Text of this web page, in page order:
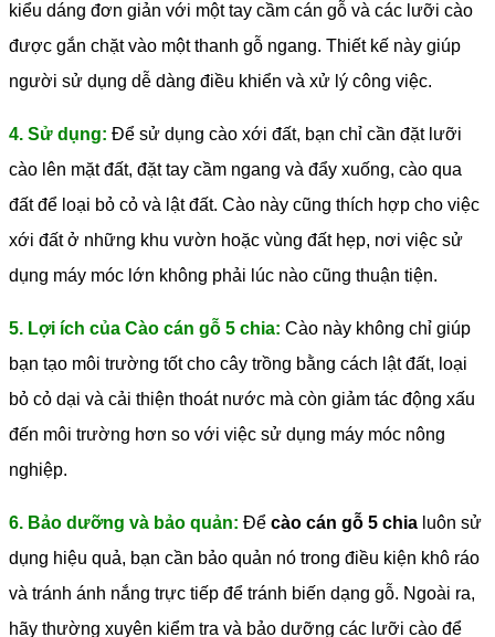
kiểu dáng đơn giản với một tay cầm cán gỗ và các lưỡi cào
được gắn chặt vào một thanh gỗ ngang. Thiết kế này giúp
người sử dụng dễ dàng điều khiển và xử lý công việc.
4. Sử dụng: Để sử dụng cào xới đất, bạn chỉ cần đặt lưỡi
cào lên mặt đất, đặt tay cầm ngang và đẩy xuống, cào qua
đất để loại bỏ cỏ và lật đất. Cào này cũng thích hợp cho việc
xới đất ở những khu vườn hoặc vùng đất hẹp, nơi việc sử
dụng máy móc lớn không phải lúc nào cũng thuận tiện.
5. Lợi ích của Cào cán gỗ 5 chia: Cào này không chỉ giúp
bạn tạo môi trường tốt cho cây trồng bằng cách lật đất, loại
bỏ cỏ dại và cải thiện thoát nước mà còn giảm tác động xấu
đến môi trường hơn so với việc sử dụng máy móc nông
nghiệp.
6. Bảo dưỡng và bảo quản: Để cào cán gỗ 5 chia luôn sử
dụng hiệu quả, bạn cần bảo quản nó trong điều kiện khô ráo
và tránh ánh nắng trực tiếp để tránh biến dạng gỗ. Ngoài ra,
hãy thường xuyên kiểm tra và bảo dưỡng các lưỡi cào để